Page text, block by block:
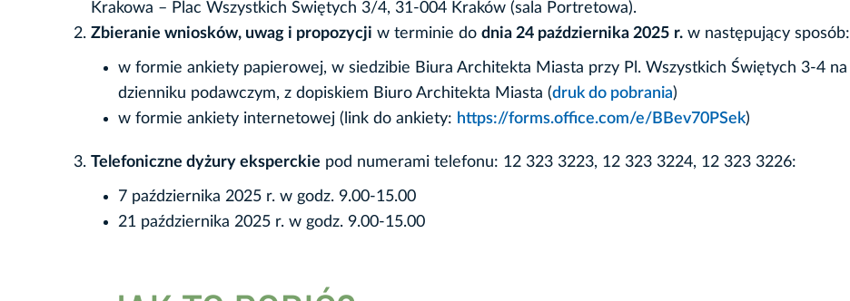
Krakowa – Plac Wszystkich Świętych 3/4, 31-004 Kraków (sala Portretowa).
Zbieranie wniosków, uwag i propozycji w terminie do dnia 24 października 2025 r. w następujący sposób:
w formie ankiety papierowej, w siedzibie Biura Architekta Miasta przy Pl. Wszystkich Świętych 3-4 na
dzienniku podawczym, z dopiskiem Biuro Architekta Miasta (druk do pobrania)
w formie ankiety internetowej (link do ankiety: https://forms.office.com/e/BBev70PSek)
Telefoniczne dyżury eksperckie pod numerami telefonu: 12 323 3223, 12 323 3224, 12 323 3226:
7 października 2025 r. w godz. 9.00-15.00
21 października 2025 r. w godz. 9.00-15.00